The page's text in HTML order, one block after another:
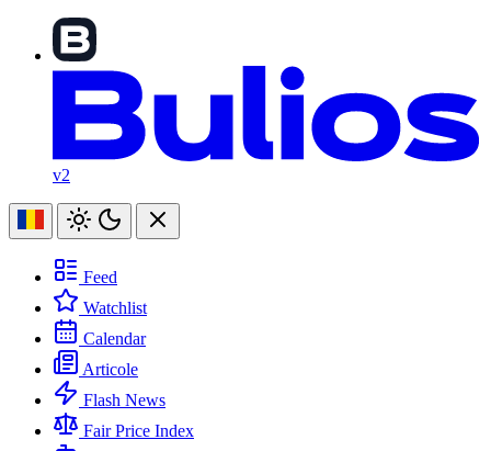
v2
Feed
Watchlist
Calendar
Articole
Flash News
Fair Price Index